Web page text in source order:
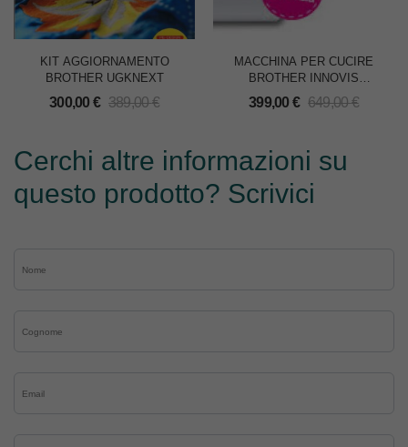
KIT AGGIORNAMENTO
BROTHER UGKNEXT
300,00 € 389,00€
MACCHINA PER CUCIRE
BROTHER INNOVIS
NV30M1
399,00 € 649,00€
Cerchi altre informazioni su
questo prodotto? Scrivici